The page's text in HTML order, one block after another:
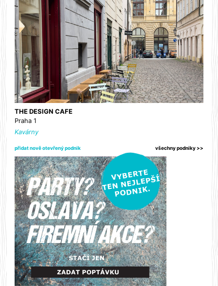
THE DESIGN CAFE
Praha 1
Kavárny
přidat nově otevřený podnik všechny podniky >>